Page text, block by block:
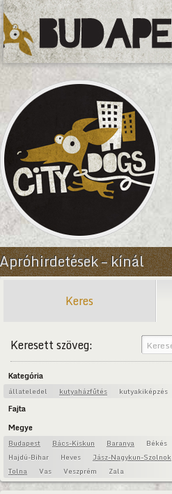
Apróhirdetések – kínál
Keres
Keresett szöveg:
Kategória
állateledel kutyaházfűtés kutyakiképzés
Fajta
Megye
Budapest Bács-Kiskun Baranya Békés
Hajdú-Bihar
Heves Jász-Nagykun-Szolnok
Tolna
Vas Veszprém Zala